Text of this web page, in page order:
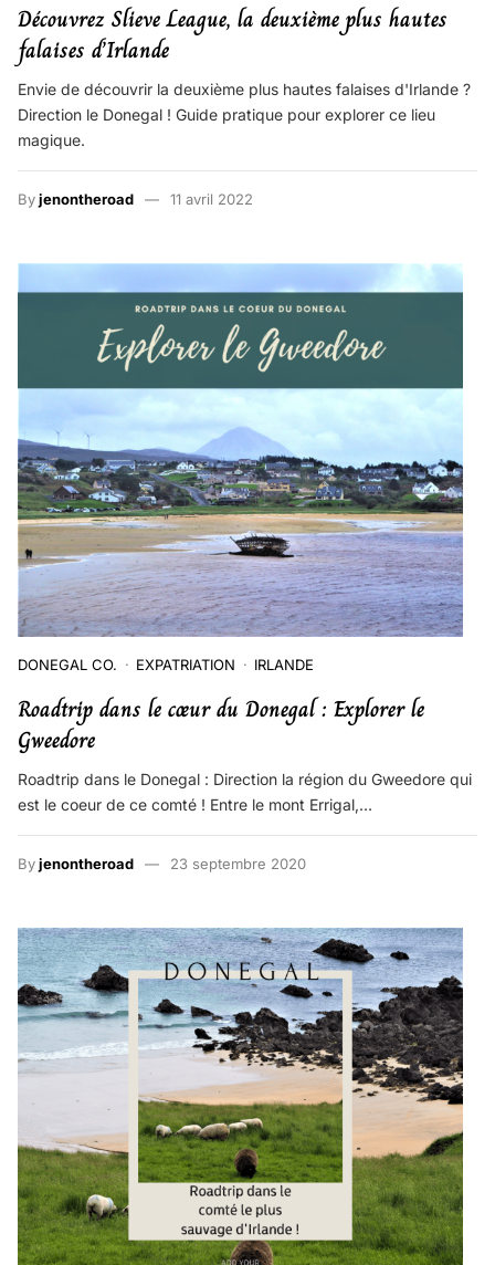
Découvrez Slieve League, la deuxième plus hautes
falaises d’Irlande
Envie de découvrir la deuxième plus hautes falaises d'Irlande ?
Direction le Donegal ! Guide pratique pour explorer ce lieu
magique.
Byjenontheroad 11 avril 2022
DONEGAL CO. EXPATRIATION IRLANDE
Roadtrip dans le cœur du Donegal : Explorer le
Gweedore
Roadtrip dans le Donegal : Direction la région du Gweedore qui
est le coeur de ce comté ! Entre le mont Errigal,…
Byjenontheroad 23 septembre 2020